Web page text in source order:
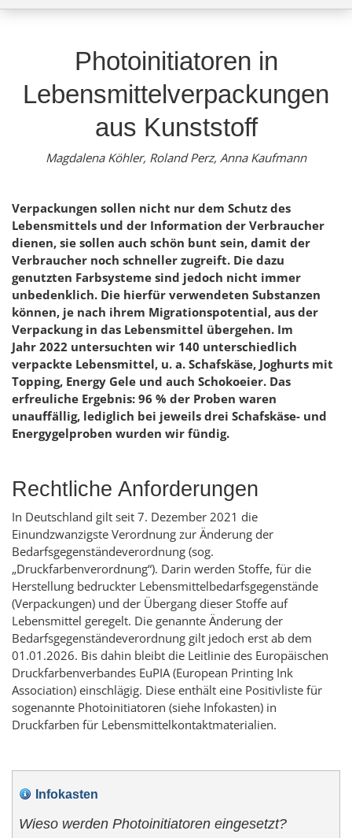
Photoinitiatoren in
Lebensmittelverpackungen
aus Kunststoff
Magdalena Köhler, Roland Perz, Anna Kaufmann
Verpackungen sollen nicht nur dem Schutz des
Lebensmittels und der Information der Verbraucher
dienen, sie sollen auch schön bunt sein, damit der
Verbraucher noch schneller zugreift. Die dazu
genutzten Farbsysteme sind jedoch nicht immer
unbedenklich. Die hierfür verwendeten Substanzen
können, je nach ihrem Migrationspotential, aus der
Verpackung in das Lebensmittel übergehen. Im
Jahr 2022 untersuchten wir 140 unterschiedlich
verpackte Lebensmittel, u. a. Schafskäse, Joghurts mit
Topping, Energy Gele und auch Schokoeier. Das
erfreuliche Ergebnis: 96 % der Proben waren
unauffällig, lediglich bei jeweils drei Schafskäse- und
Energygelproben wurden wir fündig.
Rechtliche Anforderungen
In Deutschland gilt seit 7. Dezember 2021 die
Einundzwanzigste Verordnung zur Änderung der
Bedarfsgegenständeverordnung (sog.
„Druckfarbenverordnung“). Darin werden Stoffe, für die
Herstellung bedruckter Lebensmittelbedarfsgegenstände
(Verpackungen) und der Übergang dieser Stoffe auf
Lebensmittel geregelt. Die genannte Änderung der
Bedarfsgegenständeverordnung gilt jedoch erst ab dem
01.01.2026. Bis dahin bleibt die Leitlinie des Europäischen
Druckfarbenverbandes EuPIA (European Printing Ink
Association) einschlägig. Diese enthält eine Positivliste für
sogenannte Photoinitiatoren (siehe Infokasten) in
Druckfarben für Lebensmittelkontaktmaterialien.
Infokasten
Wieso werden Photoinitiatoren eingesetzt?